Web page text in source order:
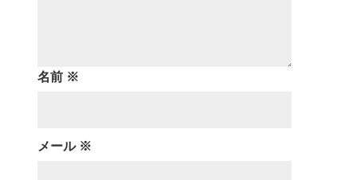
名前 ※
メール ※